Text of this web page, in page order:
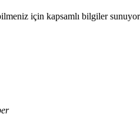
için kapsamlı bilgiler